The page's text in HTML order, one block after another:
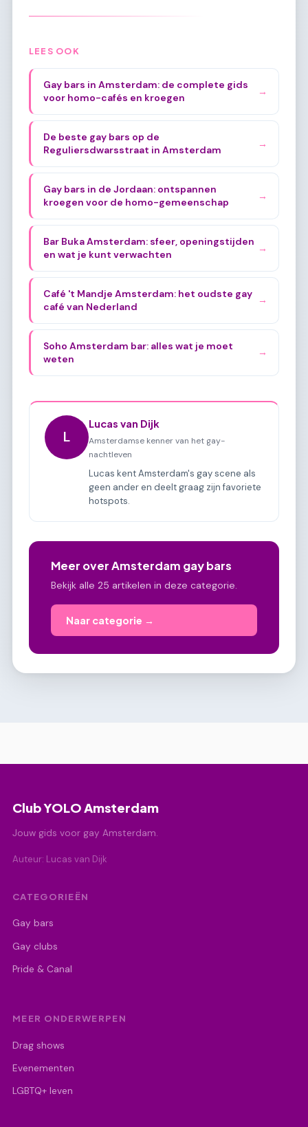
LEES OOK
Gay bars in Amsterdam: de complete gids
voor homo-cafés en kroegen
→
De beste gay bars op de
Reguliersdwarsstraat in Amsterdam
→
Gay bars in de Jordaan: ontspannen
kroegen voor de homo-gemeenschap
→
Bar Buka Amsterdam: sfeer, openingstijden
en wat je kunt verwachten
→
Café 't Mandje Amsterdam: het oudste gay
café van Nederland
→
Soho Amsterdam bar: alles wat je moet
weten
→
L
Lucas van Dijk
Amsterdamse kenner van het gay-
nachtleven
Lucas kent Amsterdam's gay scene als
geen ander en deelt graag zijn favoriete
hotspots.
Meer over Amsterdam gay bars
Bekijk alle 25 artikelen in deze categorie.
Naar categorie →
Club YOLO Amsterdam
Jouw gids voor gay Amsterdam.
Auteur: Lucas van Dijk
CATEGORIEËN
Gay bars
Gay clubs
Pride & Canal
MEER ONDERWERPEN
Drag shows
Evenementen
LGBTQ+ leven